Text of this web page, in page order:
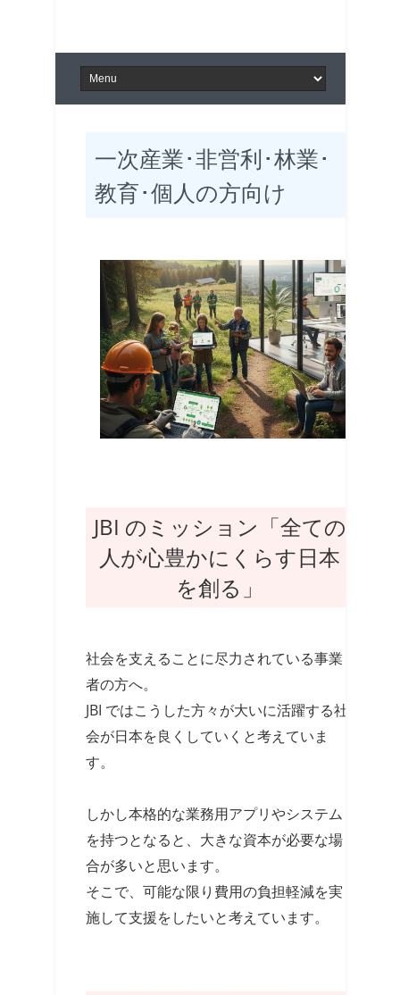
一次産業･非営利･林業･
教育･個人の方向け
JBI のミッション「全ての
人が心豊かにくらす日本
を創る」
社会を支えることに尽力されている事業
者の方へ。
JBI ではこうした方々が大いに活躍する社
会が日本を良くしていくと考えていま
す。
しかし本格的な業務用アプリやシステム
を持つとなると、大きな資本が必要な場
合が多いと思います。
そこで、可能な限り費用の負担軽減を実
施して支援をしたいと考えています。